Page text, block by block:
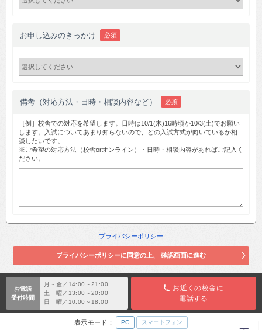
お申し込みのきっかけ 必須
備考（対応方法・日時・相談内容など） 必須
［例］校舎での対応を希望します。日時は10/1(木)16時頃か10/3(土)でお願い
します。入試についてあまり知らないので、どの入試方式が向いているか相
談したいです。
※ご希望の対応方法（校舎orオンライン）・日時・相談内容があればご記入く
ださい。
プライバシーポリシー
お電話
受付時間
月～金／14:00～21:00
土 曜／13:00～20:00
日 曜／10:00～18:00
お近くの校舎に
電話する
表示モード： PC スマートフォン